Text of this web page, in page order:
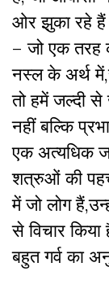
ओर झुका रहे हैं
– जो एक तरह
नस्ल के अर्थ
तो हमें जल्दी से
नहीं बल्कि
एक अत्यधिक
शत्रुओं की
में जो लोग
से विचार
बहुत गर्व का